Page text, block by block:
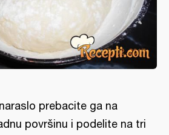
prebacite ga na
površinu i podelite na tri